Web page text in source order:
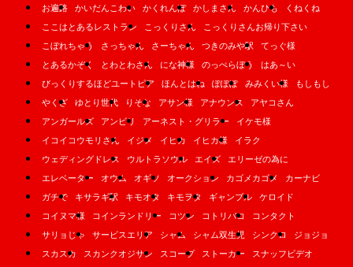
お遍路
かいだんこわい かくれんぼ かしまさん かんひも
くねくね
ここはとあるレストラン
こっくりさん
こっくりさんお帰り下さい
こぼれちゃう
さっちゃん さーちゃん つきのみや駅
てっぐ様
とあるかぞく
とわとわさん にな神様 のっぺらぼう
はあ～い
びっくりするほどユートピア
ほんとはね ぽぽぽ みみくい様
もしもし
やくざ
ゆとり世代 りそな アサン様 アナウンス
アヤコさん
アンガールズ
アンビリ アーネスト・グリラー
イケモ様
イコイコウモリさん
イジメ イヒカ イヒカ様
イラク
ウェディングドレス
ウルトラソウル エイズ
エリーゼの為に
エレベーター
オウム オギソ オークション カゴメカゴメ
カーナビ
ガチで
キサラギ駅 キモオタ キモヲタ ギャンブル
ケロイド
コイヌマ様
コインランドリー コツン コトリバコ
コンタクト
サリョじゃ
サービスエリア シャム シャム双生児 シンクロ
ジョジョ
スカスカ
スカンクオジサン スコープ ストーカー
スナッフビデオ